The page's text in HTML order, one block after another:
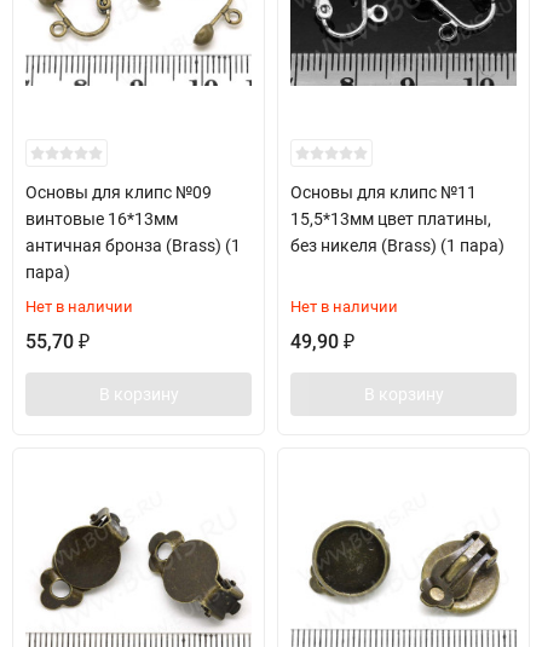
Основы для клипс №09
винтовые 16*13мм
античная бронза (Brass) (1
пара)
Нет в наличии
55,70 ₽
В корзину
Основы для клипс №11
15,5*13мм цвет платины,
без никеля (Brass) (1 пара)
Нет в наличии
49,90 ₽
В корзину